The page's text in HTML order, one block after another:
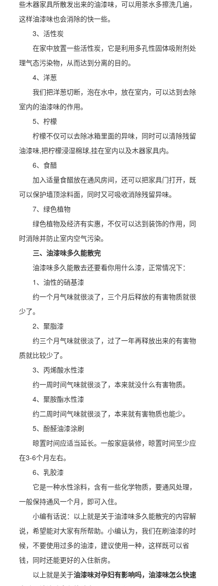
些木器家具所散发出来的油漆味，可以用茶水多擦洗几遍，
这样油漆味也会消除的快一些。
3、活性炭
在家中放置一些活性炭，它是利用多孔性固体吸附剂处
理气态污染物，从而达到分离的目的。
4、洋葱
我们把洋葱切断，泡在水中，放在室内，可以达到去除
室内的油漆味的作用。
5、柠檬
柠檬不仅可以去除冰箱里面的异味，同时可以清除残留
油漆味,把柠檬浸湿棉球,挂在室内以及木器家具内。
6、食醋
加入适量食醋放在通风房间，还可以把家具门打开，既
可以保护墙顶涂料面，同时又可吸收消除残留异味。
7、绿色植物
绿色植物及经济有实惠，不仅可以达到装饰的作用，同
时消除并防止室内空气污染。
三、油漆味多久能散完
油漆味多久能散去还要看你用什么漆，正常情况下：
1、油性的硝基漆
约一个月气味就很淡了，三个月后释放的有害物质就很
少了。
2、聚脂漆
约三个月气味就很淡了，过了一年再释放出来的有害物
质就比较少了。
3、丙烯酸水性漆
约一周时间气味就很淡了，本来就没什么有害物质。
4、聚胺酯水性漆
约二周时间气味就很淡了，本来就有害物质也能少。
5、酚醛油漆涂刷
晾置时间应适当延长。一般家庭装修，晾置时间至少应
在3-6个月左右。
6、乳胶漆
它是一种水性涂料，含有一些化学物质，要通风处理，
一般保持通风一个月，即可入住。
小编有话说：以上就是关于油漆味多久能散完的内容解
说，希望能对大家有所帮助。小编认为，我们在刷油漆的时
候，不要使用过多的油漆，建议使用一种，这样既可以省
钱，同时还能更好的入住新房。
以上就是关于油漆味对孕妇有影响吗，油漆味怎么快速